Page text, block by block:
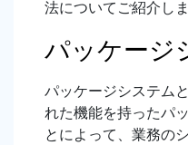
法についてご紹介しま
パッケージ
パッケージシステム
れた機能を持ったパ
とによって、業務の